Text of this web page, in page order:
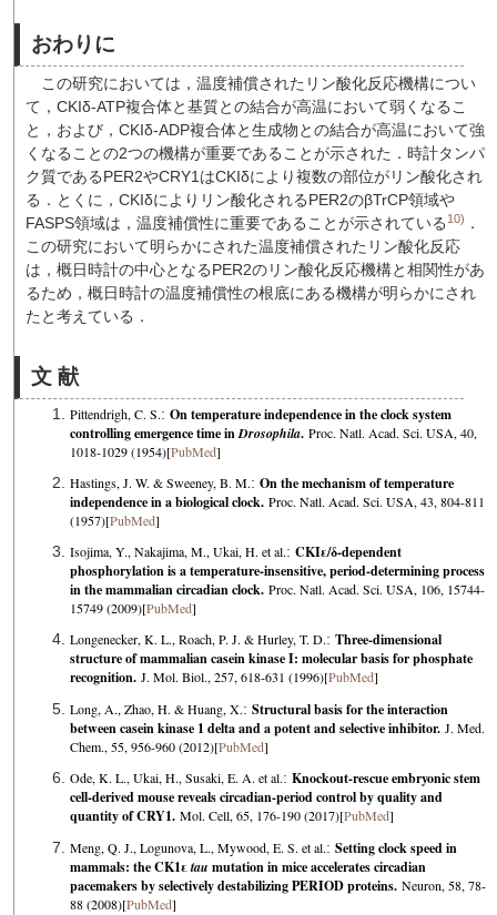
おわりに
この研究においては，温度補償されたリン酸化反応機構につい
て，CKIδ-ATP複合体と基質との結合が高温において弱くなるこ
と，および，CKIδ-ADP複合体と生成物との結合が高温において強
くなることの2つの機構が重要であることが示された．時計タンパ
ク質であるPER2やCRY1はCKIδにより複数の部位がリン酸化され
る．とくに，CKIδによりリン酸化されるPER2のβTrCP領域や
FASPS領域は，温度補償性に重要であることが示されている 10) ．
この研究において明らかにされた温度補償されたリン酸化反応
は，概日時計の中心となるPER2のリン酸化反応機構と相関性があ
るため，概日時計の温度補償性の根底にある機構が明らかにされ
たと考えている．
文 献
Pittendrigh, C. S.: On temperature independence in the clock system
controlling emergence time inDrosophila. Proc. Natl. Acad. Sci. USA, 40,
1018-1029 (1954)[PubMed]
Hastings, J. W. & Sweeney, B. M.: On the mechanism of temperature
independence in a biological clock. Proc. Natl. Acad. Sci. USA, 43, 804-811
(1957)[PubMed]
Isojima, Y., Nakajima, M., Ukai, H. et al.: CKIε/δ-dependent
phosphorylation is a temperature-insensitive, period-determining process
in the mammalian circadian clock. Proc. Natl. Acad. Sci. USA, 106, 15744-
15749 (2009)[PubMed]
Longenecker, K. L., Roach, P. J. & Hurley, T. D.: Three-dimensional
structure of mammalian casein kinase I: molecular basis for phosphate
recognition. J. Mol. Biol., 257, 618-631 (1996)[PubMed]
Long, A., Zhao, H. & Huang, X.: Structural basis for the interaction
between casein kinase 1 delta and a potent and selective inhibitor. J. Med.
Chem., 55, 956-960 (2012)[PubMed]
Ode, K. L., Ukai, H., Susaki, E. A. et al.: Knockout-rescue embryonic stem
cell-derived mouse reveals circadian-period control by quality and
quantity of CRY1. Mol. Cell, 65, 176-190 (2017)[PubMed]
Meng, Q. J., Logunova, L., Mywood, E. S. et al.: Setting clock speed in
mammals: the CK1εtau mutation in mice accelerates circadian
pacemakers by selectively destabilizing PERIOD proteins. Neuron, 58, 78-
88 (2008)[PubMed]